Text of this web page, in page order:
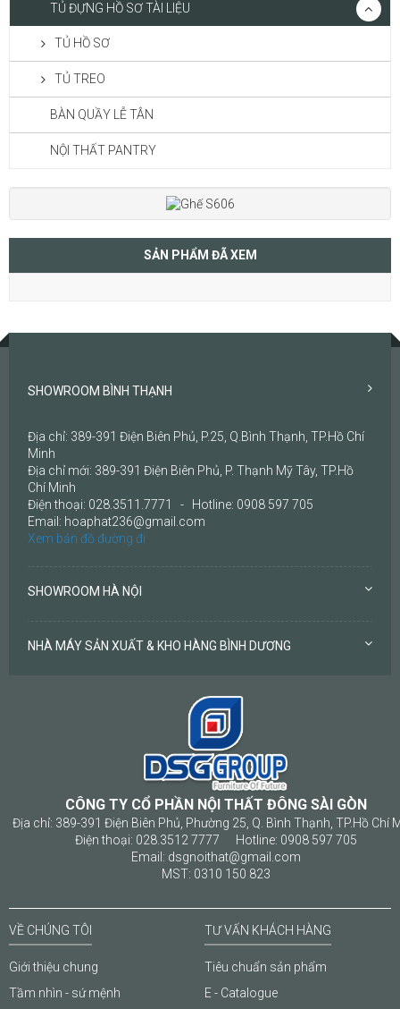
TỦ ĐỰNG HỒ SƠ TÀI LIỆU
TỦ HỒ SƠ
TỦ TREO
BÀN QUẦY LỄ TÂN
NỘI THẤT PANTRY
SẢN PHẨM ĐÃ XEM
SHOWROOM BÌNH THẠNH
Địa chỉ: 389-391 Điện Biên Phủ, P.25, Q.Bình Thạnh, TP.Hồ Chí
Minh
Địa chỉ mới: 389-391 Điện Biên Phủ, P. Thạnh Mỹ Tây, TP.Hồ
Chí Minh
Điện thoại: 028.3511.7771 - Hotline: 0908 597 705
Email: hoaphat236@gmail.com
Xem bản đồ đường đi
SHOWROOM HÀ NỘI
NHÀ MÁY SẢN XUẤT & KHO HÀNG BÌNH DƯƠNG
CÔNG TY CỔ PHẦN NỘI THẤT ĐÔNG SÀI GÒN
Địa chỉ: 389-391 Điện Biên Phủ, Phường 25, Q. Bình Thạnh, TP.Hồ Chí
Điện thoại: 028.3512 7777 Hotline: 0908 597 705
Email: dsgnoithat@gmail.com
MST: 0310 150 823
VỀ CHÚNG TÔI
Giới thiệu chung
Tầm nhìn - sứ mệnh
TƯ VẤN KHÁCH HÀNG
Tiêu chuẩn sản phẩm
E - Catalogue